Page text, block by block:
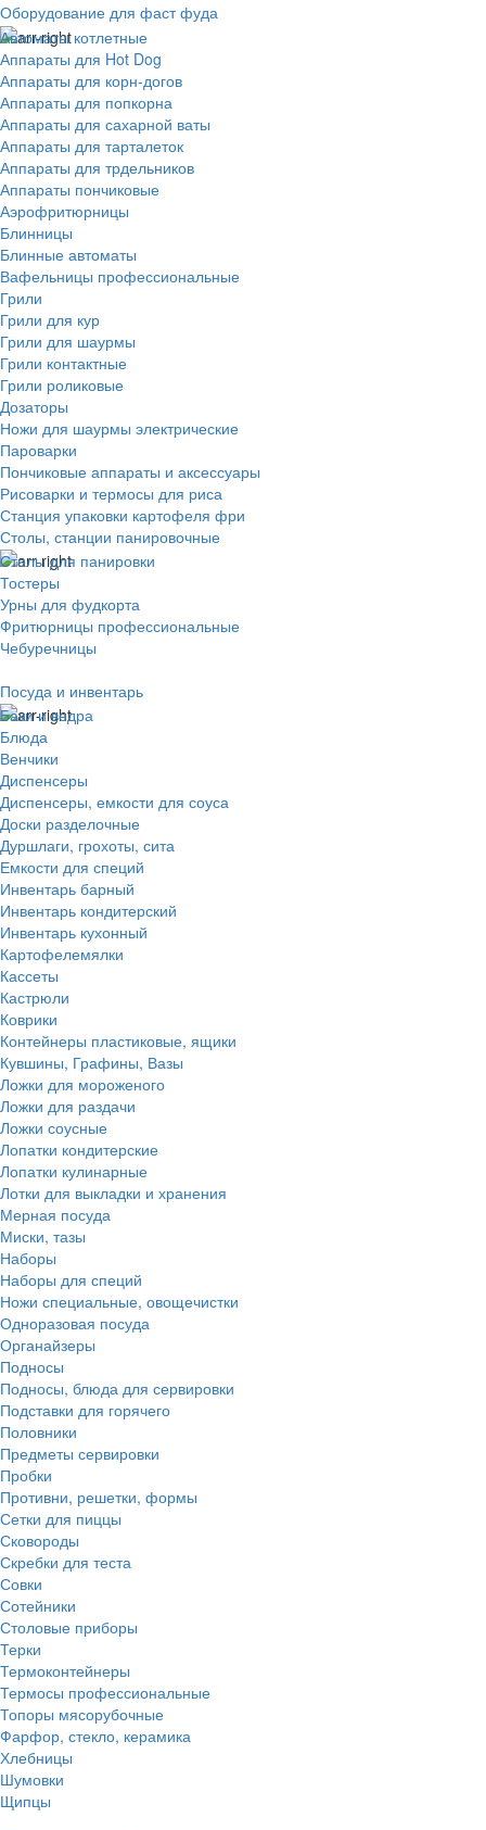
Оборудование для фаст фуда
Автоматы котлетные
Аппараты для Hot Dog
Аппараты для корн-догов
Аппараты для попкорна
Аппараты для сахарной ваты
Аппараты для тарталеток
Аппараты для трдельников
Аппараты пончиковые
Аэрофритюрницы
Блинницы
Блинные автоматы
Вафельницы профессиональные
Грили
Грили для кур
Грили для шаурмы
Грили контактные
Грили роликовые
Дозаторы
Ножи для шаурмы электрические
Пароварки
Пончиковые аппараты и аксессуары
Рисоварки и термосы для риса
Станция упаковки картофеля фри
Столы, станции панировочные
Столы для панировки
Тостеры
Урны для фудкорта
Фритюрницы профессиональные
Чебуречницы
Посуда и инвентарь
Баки и ведра
Блюда
Венчики
Диспенсеры
Диспенсеры, емкости для соуса
Доски разделочные
Дуршлаги, грохоты, сита
Емкости для специй
Инвентарь барный
Инвентарь кондитерский
Инвентарь кухонный
Картофелемялки
Кассеты
Кастрюли
Коврики
Контейнеры пластиковые, ящики
Кувшины, Графины, Вазы
Ложки для мороженого
Ложки для раздачи
Ложки соусные
Лопатки кондитерские
Лопатки кулинарные
Лотки для выкладки и хранения
Мерная посуда
Миски, тазы
Наборы
Наборы для специй
Ножи специальные, овощечистки
Одноразовая посуда
Органайзеры
Подносы
Подносы, блюда для сервировки
Подставки для горячего
Половники
Предметы сервировки
Пробки
Противни, решетки, формы
Сетки для пиццы
Сковороды
Скребки для теста
Совки
Сотейники
Столовые приборы
Терки
Термоконтейнеры
Термосы профессиональные
Топоры мясорубочные
Фарфор, стекло, керамика
Хлебницы
Шумовки
Щипцы